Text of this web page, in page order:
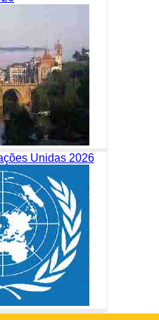
Unidas 2026